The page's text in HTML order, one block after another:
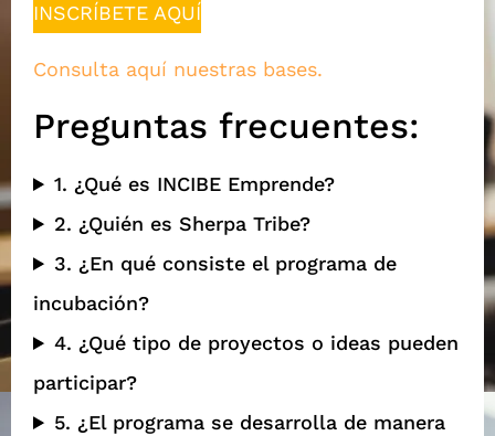
INSCRÍBETE AQUÍ
Consulta aquí nuestras bases.
Preguntas frecuentes:
1. ¿Qué es INCIBE Emprende?
2. ¿Quién es Sherpa Tribe?
3. ¿En qué consiste el programa de
incubación?
4. ¿Qué tipo de proyectos o ideas pueden
participar?
5. ¿El programa se desarrolla de manera